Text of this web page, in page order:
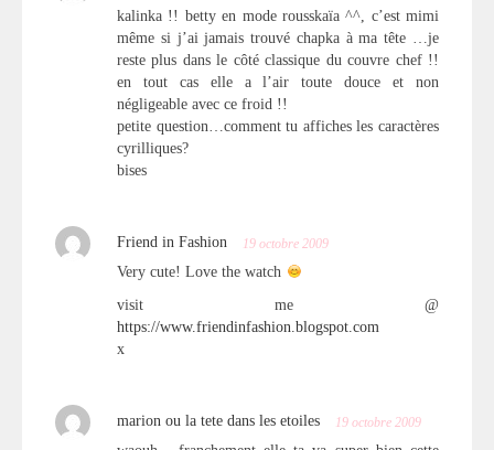
kalinka !! betty en mode rousskaïa ^^, c’est mimi
même si j’ai jamais trouvé chapka à ma tête …je
reste plus dans le côté classique du couvre chef !!
en tout cas elle a l’air toute douce et non
négligeable avec ce froid !!
petite question…comment tu affiches les caractères
cyrilliques?
bises
Friend in Fashion 19 octobre 2009
Very cute! Love the watch
visit me @
https://www.friendinfashion.blogspot.com
x
marion ou la tete dans les etoiles 19 octobre 2009